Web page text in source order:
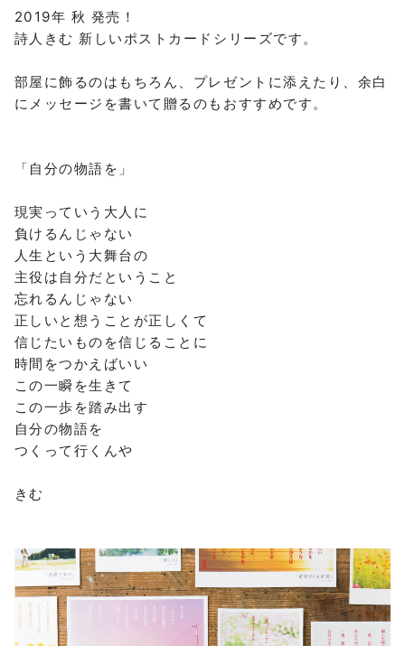
2019年 秋 発売！
詩人きむ 新しいポストカードシリーズです。
部屋に飾るのはもちろん、プレゼントに添えたり、余白
にメッセージを書いて贈るのもおすすめです。
「自分の物語を」
現実っていう大人に
負けるんじゃない
人生という大舞台の
主役は自分だということ
忘れるんじゃない
正しいと想うことが正しくて
信じたいものを信じることに
時間をつかえばいい
この一瞬を生きて
この一歩を踏み出す
自分の物語を
つくって行くんや
きむ